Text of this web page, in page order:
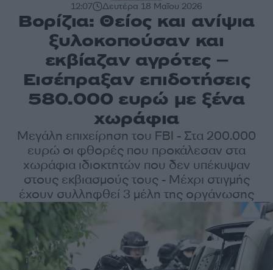
12:07 Δευτέρα 18 Μαΐου 2026
Βορίζια: Θείος και ανίψια
ξυλοκοπούσαν και
εκβίαζαν αγρότες –
Εισέπραξαν επιδοτήσεις
580.000 ευρώ με ξένα
χωράφια
Μεγάλη επιχείρηση του FBI - Στα 200.000
ευρώ οι φθορές που προκάλεσαν στα
χωράφια ιδιοκτητών που δεν υπέκυψαν
στους εκβιασμούς τους - Μέχρι στιγμής
έχουν συλληφθεί 3 μέλη της οργάνωσης